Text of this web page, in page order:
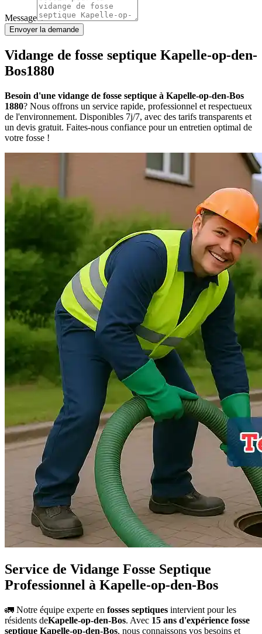
Message
Envoyer la demande
Vidange de fosse septique Kapelle-op-den-
Bos1880
Besoin d'une vidange de fosse septique à Kapelle-op-den-Bos
1880? Nous offrons un service rapide, professionnel et respectueux
de l'environnement. Disponibles 7j/7, avec des tarifs transparents et
un devis gratuit. Faites-nous confiance pour un entretien optimal de
votre fosse !
Service de Vidange Fosse Septique
Professionnel à Kapelle-op-den-Bos
🚛 Notre équipe experte en fosses septiques intervient pour les
résidents deKapelle-op-den-Bos. Avec 15 ans d'expérience fosse
septique Kapelle-op-den-Bos, nous connaissons vos besoins et